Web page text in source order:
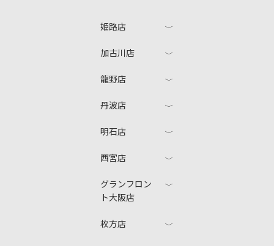
姫路店
加古川店
龍野店
丹波店
明石店
西宮店
グランフロン
ト大阪店
枚方店